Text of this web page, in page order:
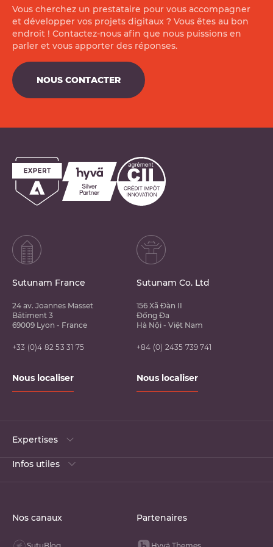
Vous cherchez un prestataire pour vous accompagner
et développer vos projets digitaux ? Vous êtes au bon
endroit ! Contactez-nous afin que nous puissions en
parler et vous apporter des réponses.
NOUS CONTACTER
Sutunam France
24 av. Joannes Masset
Bâtiment 3
69009 Lyon - France
+33 (0)4 82 53 31 75
Nous localiser
Sutunam Co. Ltd
156 Xã Đàn II
Đống Đa
Hà Nội - Việt Nam
+84 (0) 2435 739 741
Nous localiser
Expertises
Infos utiles
Nos canaux Partenaires